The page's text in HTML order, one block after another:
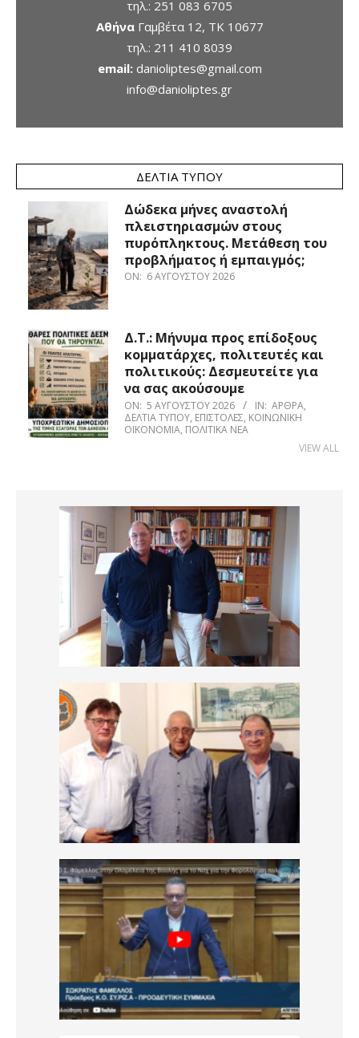
τηλ.: 251 083 6705
ΑθήναΓαμβέτα 12, ΤΚ 10677
τηλ.: 211 410 8039
email: danioliptes@gmail.com
info@danioliptes.gr
ΔΕΛΤΊΑ ΤΎΠΟΥ
Δώδεκα μήνες αναστολή
πλειστηριασμών στους
πυρόπληκτους. Μετάθεση του
προβλήματος ή εμπαιγμός;
ON: 6 ΑΥΓΟΎΣΤΟΥ 2026
Δ.Τ.: Μήνυμα προς επίδοξους
κομματάρχες, πολιτευτές και
πολιτικούς: Δεσμευτείτε για
να σας ακούσουμε
ON: 5 ΑΥΓΟΎΣΤΟΥ 2026 IN: ΆΡΘΡΑ,
ΔΕΛΤΊΑ ΤΎΠΟΥ, ΕΠΙΣΤΟΛΈΣ, ΚΟΙΝΩΝΙΚΉ
ΟΙΚΟΝΟΜΊΑ, ΠΟΛΙΤΙΚΆ ΝΈΑ
VIEW ALL